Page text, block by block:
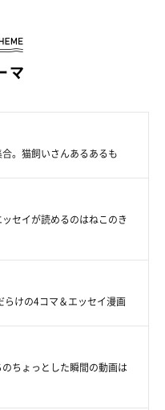
マ
。猫飼いさんあるあるも
セイが読めるのはねこのき
らけの4コマ＆エッセイ漫画
ちょっとした瞬間の動画は